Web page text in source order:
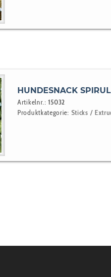
HUNDESNACK
Artikelnr.:15032
Produktkategorie: Sticks /